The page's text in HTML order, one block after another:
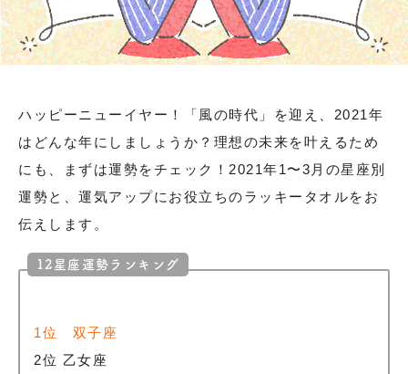
ハッピーニューイヤー！「風の時代」を迎え、2021年
はどんな年にしましょうか？理想の未来を叶えるため
にも、まずは運勢をチェック！2021年1〜3月の星座別
運勢と、運気アップにお役立ちのラッキータオルをお
伝えします。
12星座運勢ランキング
1位 双子座
2位 乙女座